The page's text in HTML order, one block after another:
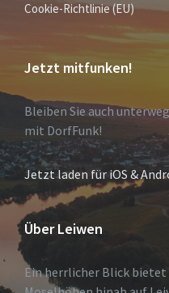
Cookie-Richtlinie (EU)
Jetzt mitfunken!
Bleiben Sie auch
mit DorfFunk!
Jetzt laden für iOS &
Über Leiwen
Ein herrlicher Blick